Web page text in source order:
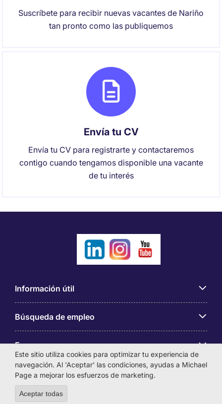
Suscríbete para recibir nuevas vacantes de Nariño
tan pronto como las publiquemos
Envía tu CV
Envía tu CV para registrarte y contactaremos
contigo cuando tengamos disponible una vacante
de tu interés
Información útil
Búsqueda de empleo
Empresas
Sobre Michael Page
Este sitio utiliza cookies para optimizar tu experiencia de
navegación. Al 'Aceptar' las condiciones, ayudas a Michael
Page a mejorar los esfuerzos de marketing.
Aceptar todas